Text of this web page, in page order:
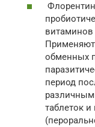
витаминов
Применяют
обменных
период
таблеток